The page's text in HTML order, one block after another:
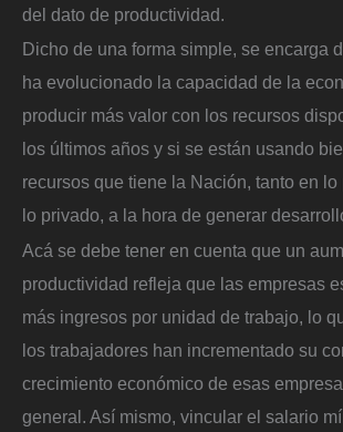
del dato de productividad.
Dicho de una forma simple, se encarga
ha evolucionado la capacidad de la
producir más valor con los recursos
los últimos años y si se están usando
recursos que tiene la Nación, tanto en
lo privado, a la hora de generar
Acá se debe tener en cuenta que un
productividad refleja que las empresas
más ingresos por unidad de trabajo, lo
los trabajadores han incrementado su
crecimiento económico de esas
general. Así mismo, vincular el salario